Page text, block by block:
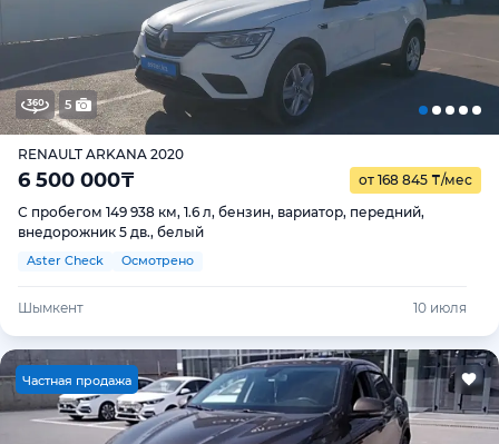
5
RENAULT ARKANA 2020
6 500 000₸ от 168 845 ₸/мес
С пробегом 149 938 км, 1.6 л, бензин, вариатор, передний,
внедорожник 5 дв., белый
Aster Check Осмотрено
Шымкент 10 июля
Частная продажа